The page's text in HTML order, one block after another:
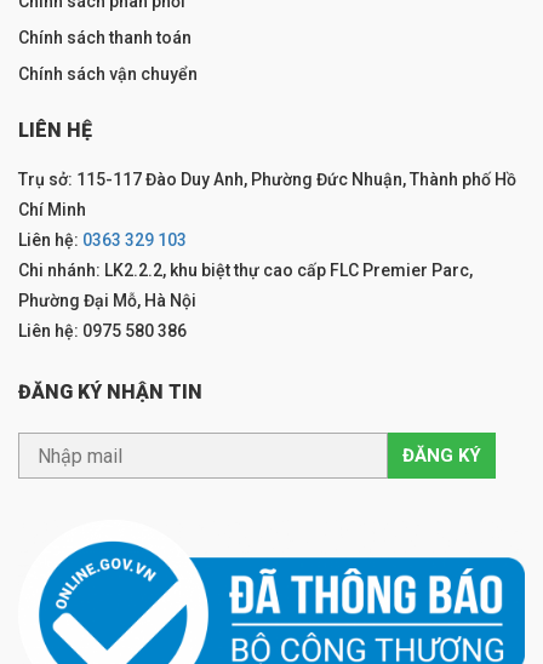
Chính sách thanh toán
Chính sách vận chuyển
LIÊN HỆ
Trụ sở: 115-117 Đào Duy Anh, Phường Đức Nhuận, Thành phố Hồ
Chí Minh
Liên hệ: 0363 329 103
Chi nhánh: LK2.2.2, khu biệt thự cao cấp FLC Premier Parc,
Phường Đại Mỗ, Hà Nội
Liên hệ: 0975 580 386
ĐĂNG KÝ NHẬN TIN